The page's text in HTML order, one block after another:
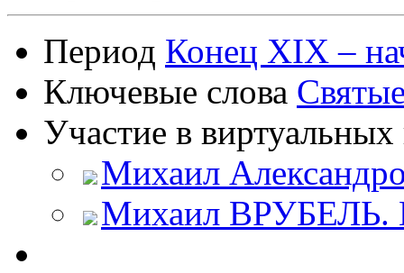
Период Конец XIX –
Ключевые слова
Участие в
Михаил
Михаил ВРУБЕЛЬ.